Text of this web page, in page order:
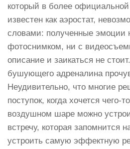
который в более
известен как аэростат,
словами: полученные эмоции
фотоснимком, ни с
описание и заикаться не
бушующего адреналина
Неудивительно, что многие
поступок, когда хочется чего-
воздушном шаре можно
встречу, которая запомнится
устроить самую эффектную